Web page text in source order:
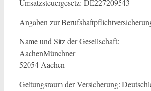
Umsatzsteuergesetz: DE227209543
Angaben zur
Name und Sitz der Gesellschaft:
AachenMünchner
52054 Aachen
Geltungsraum der Versicherung: